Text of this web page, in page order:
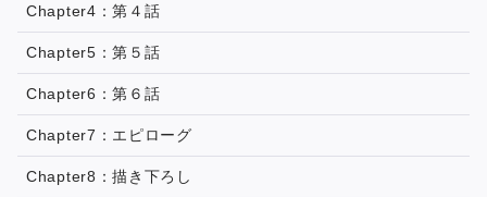
Chapter4：第４話
Chapter5：第５話
Chapter6：第６話
Chapter7：エピローグ
Chapter8：描き下ろし